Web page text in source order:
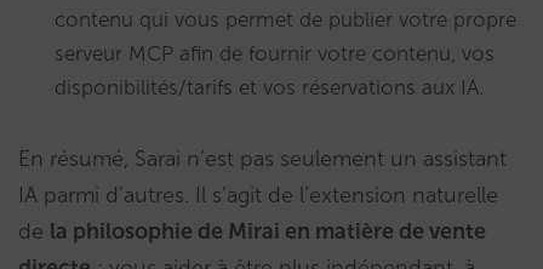
contenu qui vous permet de publier votre propre
serveur MCP afin de fournir votre contenu, vos
disponibilités/tarifs et vos réservations aux IA.
En résumé, Sarai n’est pas seulement un assistant
IA parmi d’autres. Il s’agit de l’extension naturelle
de la philosophie de Mirai en matière de vente